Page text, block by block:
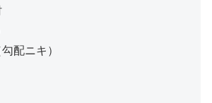
配ニキ）